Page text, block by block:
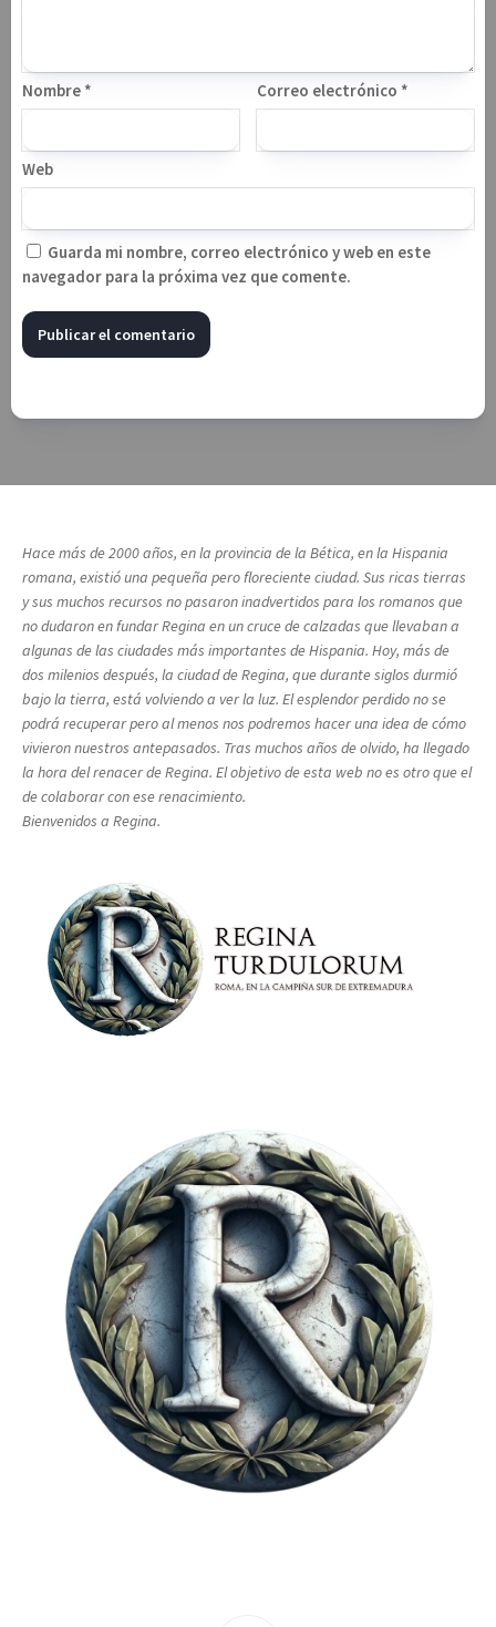
Nombre * Correo electrónico *
Web
Guarda mi nombre, correo electrónico y web en este
navegador para la próxima vez que comente.
Hace más de 2000 años, en la provincia de la Bética, en la Hispania
romana, existió una pequeña pero floreciente ciudad. Sus ricas tierras
y sus muchos recursos no pasaron inadvertidos para los romanos que
no dudaron en fundar Regina en un cruce de calzadas que llevaban a
algunas de las ciudades más importantes de Hispania. Hoy, más de
dos milenios después, la ciudad de Regina, que durante siglos durmió
bajo la tierra, está volviendo a ver la luz. El esplendor perdido no se
podrá recuperar pero al menos nos podremos hacer una idea de cómo
vivieron nuestros antepasados. Tras muchos años de olvido, ha llegado
la hora del renacer de Regina. El objetivo de esta web no es otro que el
de colaborar con ese renacimiento.
Bienvenidos a Regina.